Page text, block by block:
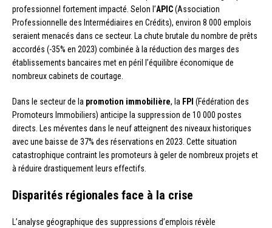
professionnel fortement impacté. Selon l’APIC(Association
Professionnelle des Intermédiaires en Crédits), environ 8 000 emplois
seraient menacés dans ce secteur. La chute brutale du nombre de prêts
accordés (-35% en 2023) combinée à la réduction des marges des
établissements bancaires met en péril l’équilibre économique de
nombreux cabinets de courtage.
Dans le secteur de la promotion immobilière, la FPI (Fédération des
Promoteurs Immobiliers) anticipe la suppression de 10 000 postes
directs. Les méventes dans le neuf atteignent des niveaux historiques
avec une baisse de 37% des réservations en 2023. Cette situation
catastrophique contraint les promoteurs à geler de nombreux projets et
à réduire drastiquement leurs effectifs.
Disparités régionales face à la crise
L’analyse géographique des suppressions d’emplois révèle